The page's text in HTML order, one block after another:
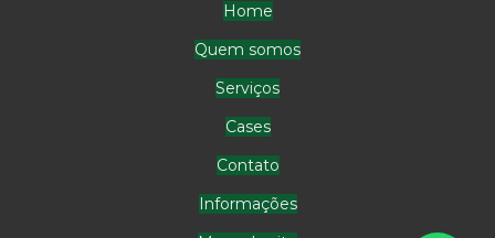
Manutenção de bombas e motores
Manutenção de poço artesiano preço
Manutenção de poço semi artesiano
Outorga de água para irrigação
Outorga de água para piscicultura
Outorga de água para poço artesiano
Home
Quem somos
Serviços
Cases
Contato
Informações